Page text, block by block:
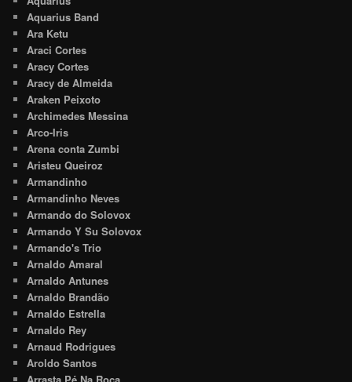
Aquarius Band
Ara Ketu
Araci Cortes
Aracy Cortes
Aracy de Almeida
Araken Peixoto
Archimedes Messina
Arco-Iris
Arena conta Zumbi
Aristeu Queiroz
Armandinho
Armandinho Neves
Armando do Solovox
Armando Y Su Solovox
Armando's Trio
Arnaldo Amaral
Arnaldo Antunes
Arnaldo Brandão
Arnaldo Estrella
Arnaldo Rey
Arnaud Rodrigues
Aroldo Santos